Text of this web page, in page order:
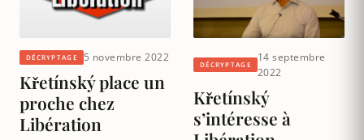
DÉCRYPTAGE 5 novembre 2022
Křetínský place un
proche chez
Libération
DÉCRYPTAGE
14 septembre
2022
Křetínský
s’intéresse à